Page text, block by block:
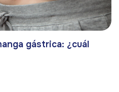
gástrica: ¿cuál